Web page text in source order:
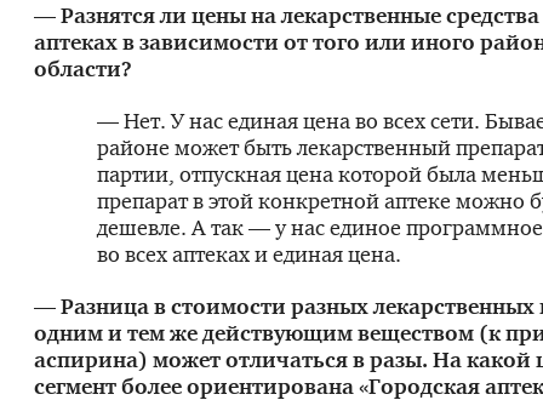
— Разнятся ли цены на лекарственные
аптеках в зависимости от того или иного
области?
— Нет. У нас единая цена во всех сети.
районе может быть лекарственный
партии, отпускная цена которой была
препарат в этой конкретной аптеке можно
дешевле. А так — у нас единое
во всех аптеках и единая цена.
— Разница в стоимости разных лекарственных
одним и тем же действующим веществом (к
аспирина) может отличаться в разы. На какой
сегмент более ориентирована «Городская